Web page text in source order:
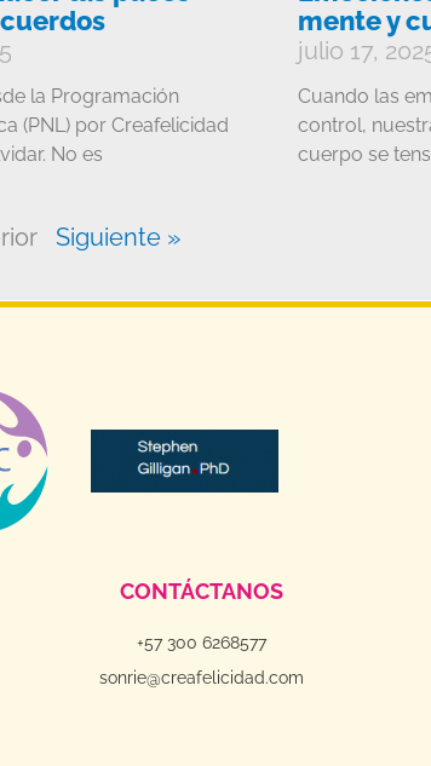
la Programación
(PNL) por Creafelicidad
No es
mente y
julio 17,
Cuando las
control,
cuerpo se
Siguiente »
CONTÁCTANOS
+57 300 6268577
sonrie@creafelicidad.com